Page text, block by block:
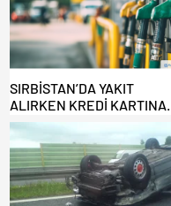
SIRBİSTAN’DA YAKIT
ALIRKEN KREDİ KARTINA
DİKKAT: MAĞDUR OLMAYIN!